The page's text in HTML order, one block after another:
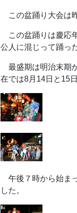
この盆踊り大会は
この盆踊りは慶応
公人に混じって踊っ
最盛期は明治末期
在では8月14日と15
午後７時から始ま
した。